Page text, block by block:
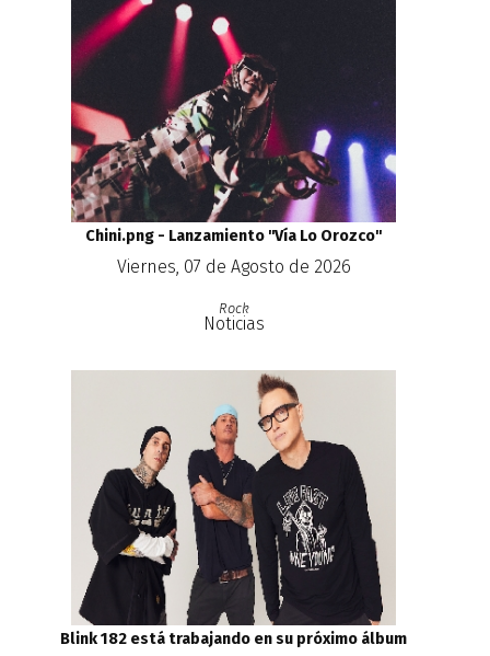
Chini.png - Lanzamiento ''Vía Lo Orozco''
Viernes, 07 de Agosto de 2026
Rock
Noticias
Blink 182 está trabajando en su próximo álbum